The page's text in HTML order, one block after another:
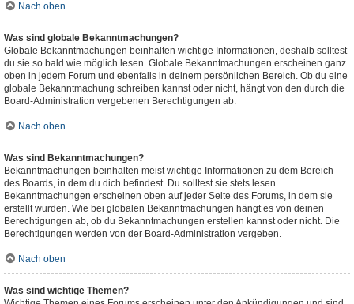
Nach oben
Was sind globale Bekanntmachungen?
Globale Bekanntmachungen beinhalten wichtige Informationen, deshalb solltest
du sie so bald wie möglich lesen. Globale Bekanntmachungen erscheinen ganz
oben in jedem Forum und ebenfalls in deinem persönlichen Bereich. Ob du eine
globale Bekanntmachung schreiben kannst oder nicht, hängt von den durch die
Board-Administration vergebenen Berechtigungen ab.
Nach oben
Was sind Bekanntmachungen?
Bekanntmachungen beinhalten meist wichtige Informationen zu dem Bereich
des Boards, in dem du dich befindest. Du solltest sie stets lesen.
Bekanntmachungen erscheinen oben auf jeder Seite des Forums, in dem sie
erstellt wurden. Wie bei globalen Bekanntmachungen hängt es von deinen
Berechtigungen ab, ob du Bekanntmachungen erstellen kannst oder nicht. Die
Berechtigungen werden von der Board-Administration vergeben.
Nach oben
Was sind wichtige Themen?